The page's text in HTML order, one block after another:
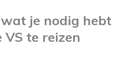
wat je nodig hebt
te reizen